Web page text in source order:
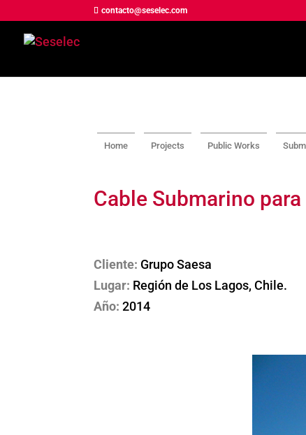
contacto@seselec.com
Home Projects Public Works
Cable Submarino
Cliente: Grupo Saesa
Lugar: Región de Los Lagos, Chile.
Año:2014